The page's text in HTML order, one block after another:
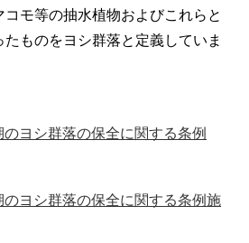
モ等の抽水植物およびこれらと
ものをヨシ群落と定義していま
ヨシ群落の保全に関する条例
のヨシ群落の保全に関する条例施